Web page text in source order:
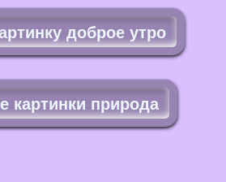
доброе утро
картинки природа